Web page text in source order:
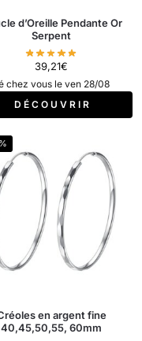
d’Oreille Pendante Or
Serpent
39,21€
chez vous le ven 28/08
D É C O U V R I R
en argent fine
40,45,50,55, 60mm